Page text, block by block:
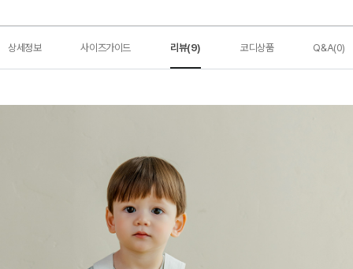
상세정보 사이즈가이드 리뷰(9) 코디상품 Q&A(0)